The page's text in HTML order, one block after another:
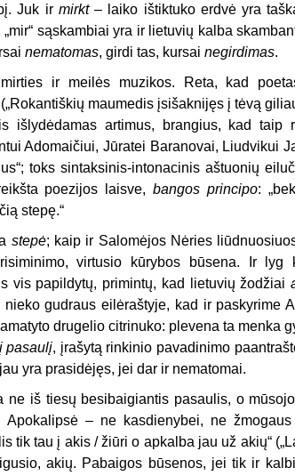
Juk ir mirkt– laiko ištiktuko erdvė yra
„mir“ sąskambiai yra ir lietuvių kalba
nematomas, girdi tas, kursai negirdimas.
ir meilės muzikos. Reta, kad
maumedis įsišaknijęs į tėvą
išlydėdamas artimus, brangius, kad
Adomaičiui, Jūratei Baranovai, Liudvikui
toks sintaksinis-intonacinis aštuonių
poezijos laisve, bangos principo:
stepę.“
stepė; kaip ir Salomėjos Nėries
virtusio kūrybos būsena. Ir lyg
vis papildytų, primintų, kad lietuvių žodžiai
nieko gudraus eilėraštyje, kad ir paskyrime
drugelio citrinuko: plevena ta menka
pasaulį, įrašytą rinkinio pavadinimo
yra prasidėjęs, jei dar ir nematomai.
ne iš tiesų besibaigiantis pasaulis, o
Apokalipsė – ne kasdienybei, ne
tik tau į akis / žiūri o apkalba jau už akių“
akių. Pabaigos būsenos, jei tik ir